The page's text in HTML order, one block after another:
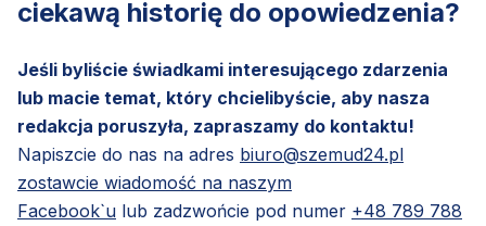
ciekawą historię do opowiedzenia?
Jeśli byliście świadkami interesującego zdarzenia
lub macie temat, który chcielibyście, aby nasza
redakcja poruszyła, zapraszamy do kontaktu!
Napiszcie do nas na adres biuro@szemud24.pl
zostawcie wiadomość na naszym
Facebook`u lub zadzwońcie pod numer +48 789 788